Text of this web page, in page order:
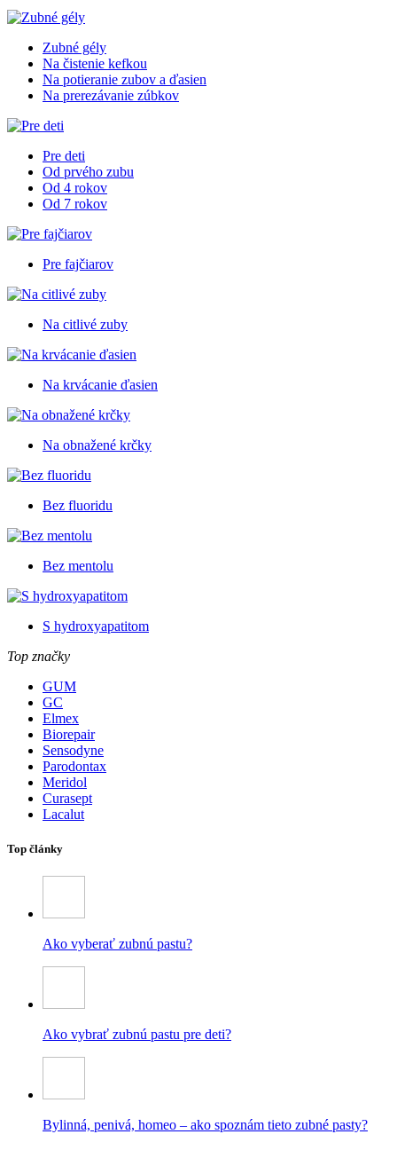
Zubné gély
Na čistenie kefkou
Na potieranie zubov a ďasien
Na prerezávanie zúbkov
Pre deti
Od prvého zubu
Od 4 rokov
Od 7 rokov
Pre fajčiarov
Na citlivé zuby
Na krvácanie ďasien
Na obnažené krčky
Bez fluoridu
Bez mentolu
S hydroxyapatitom
Top značky
GUM
GC
Elmex
Biorepair
Sensodyne
Parodontax
Meridol
Curasept
Lacalut
Top články
Ako vyberať zubnú pastu?
Ako vybrať zubnú pastu pre deti?
Bylinná, penivá, homeo – ako spoznám tieto zubné pasty?